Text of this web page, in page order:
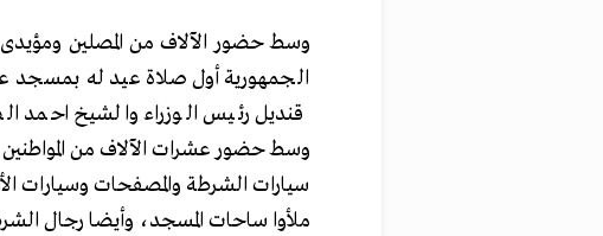
وسط حضور الآلاف من المصلين
الجمهورية أول صلاة عيد له بمسجد
قنديل رئيس الوزراء والشيخ احمد
وسط حضور عشرات الآلاف من
سيارات الشرطة والمصفحات وسيارات
ملأوا ساحات المسجد، وأيضا رجال